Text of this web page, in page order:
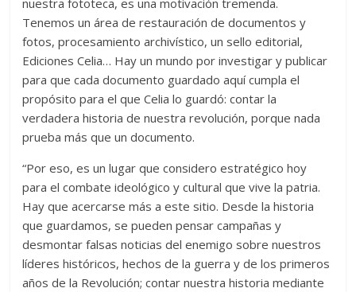
nuestra fototeca, es una motivación tremenda.
Tenemos un área de restauración de documentos y
fotos, procesamiento archivístico, un sello editorial,
Ediciones Celia… Hay un mundo por investigar y publicar
para que cada documento guardado aquí cumpla el
propósito para el que Celia lo guardó: contar la
verdadera historia de nuestra revolución, porque nada
prueba más que un documento.
“Por eso, es un lugar que considero estratégico hoy
para el combate ideológico y cultural que vive la patria.
Hay que acercarse más a este sitio. Desde la historia
que guardamos, se pueden pensar campañas y
desmontar falsas noticias del enemigo sobre nuestros
líderes históricos, hechos de la guerra y de los primeros
años de la Revolución; contar nuestra historia mediante